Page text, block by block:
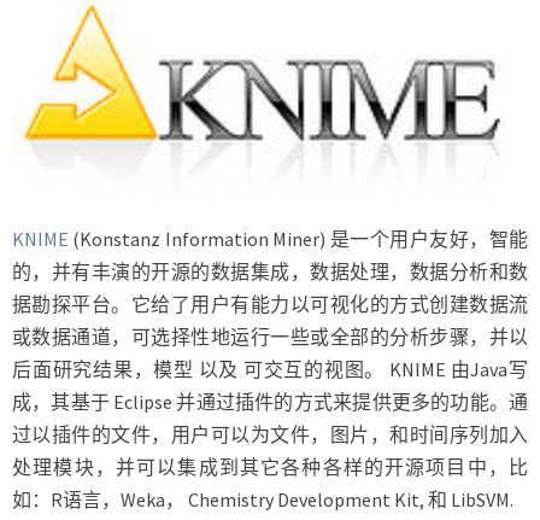
KNIME (Konstanz Information Miner) 是一个用户友好，智能
的，并有丰演的开源的数据集成，数据处理，数据分析和数
据勘探平台。它给了用户有能力以可视化的方式创建数据流
或数据通道，可选择性地运行一些或全部的分析步骤，并以
后面研究结果，模型 以及 可交互的视图。 KNIME 由Java写
成，其基于 Eclipse 并通过插件的方式来提供更多的功能。通
过以插件的文件，用户可以为文件，图片，和时间序列加入
处理模块，并可以集成到其它各种各样的开源项目中，比
如：R语言，Weka， Chemistry Development Kit, 和 LibSVM.